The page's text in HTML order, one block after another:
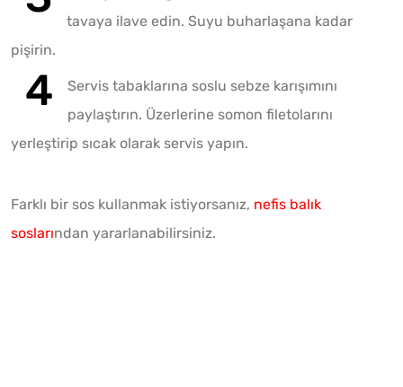
tavaya ilave edin. Suyu buharlaşana kadar
pişirin.
Servis tabaklarına soslu sebze karışımını
paylaştırın. Üzerlerine somon filetolarını
yerleştirip sıcak olarak servis yapın.
Farklı bir sos kullanmak istiyorsanız, nefis balık
soslarından yararlanabilirsiniz.